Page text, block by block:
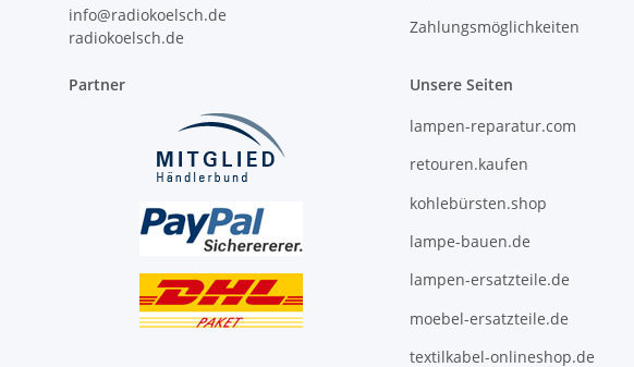
info@radiokoelsch.de
radiokoelsch.de
Zahlungsmöglichkeiten
Partner Unsere Seiten
lampen-reparatur.com
retouren.kaufen
kohlebürsten.shop
lampe-bauen.de
lampen-ersatzteile.de
moebel-ersatzteile.de
textilkabel-onlineshop.de